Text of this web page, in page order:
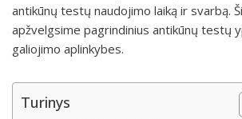
antikūnų testų naudojimo laiką ir svarbą.
apžvelgsime pagrindinius antikūnų testų
galiojimo aplinkybes.
Turinys